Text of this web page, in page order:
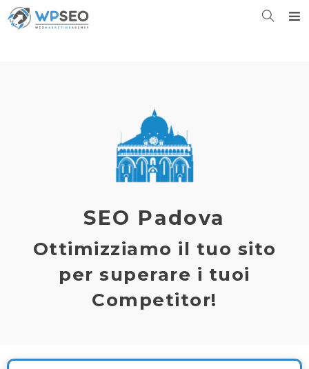
SEO Padova
Ottimizziamo il tuo sito
per superare i tuoi
Competitor!